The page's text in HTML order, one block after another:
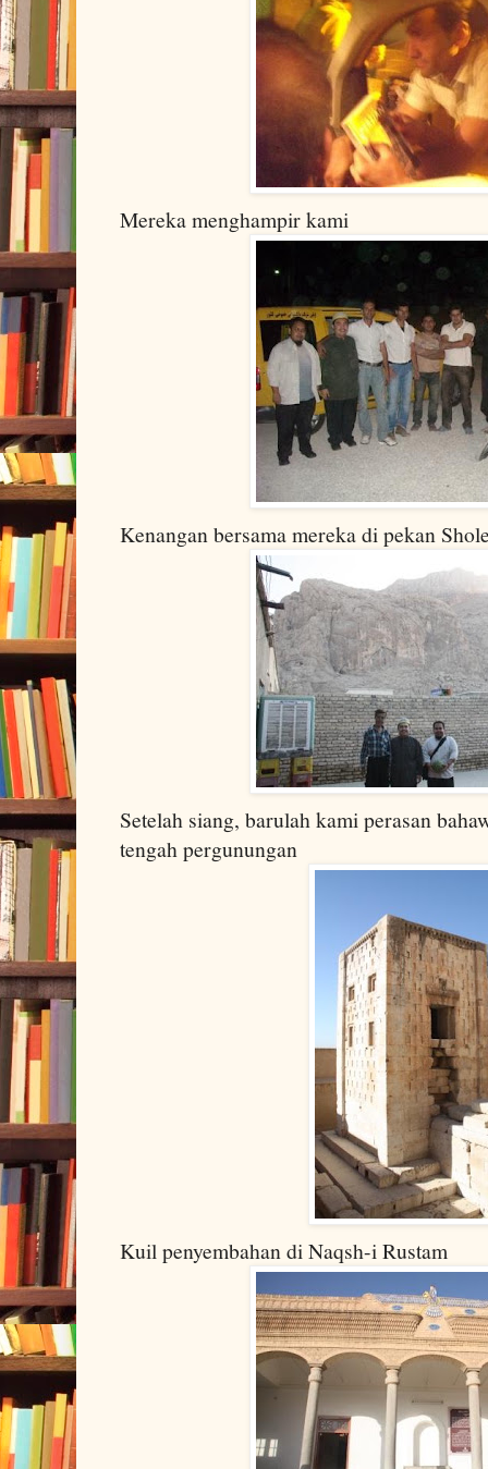
Mereka menghampir kami
Kenangan bersama mereka di pekan
Setelah siang, barulah kami perasan
tengah pergunungan
Kuil penyembahan di Naqsh-i Rustam